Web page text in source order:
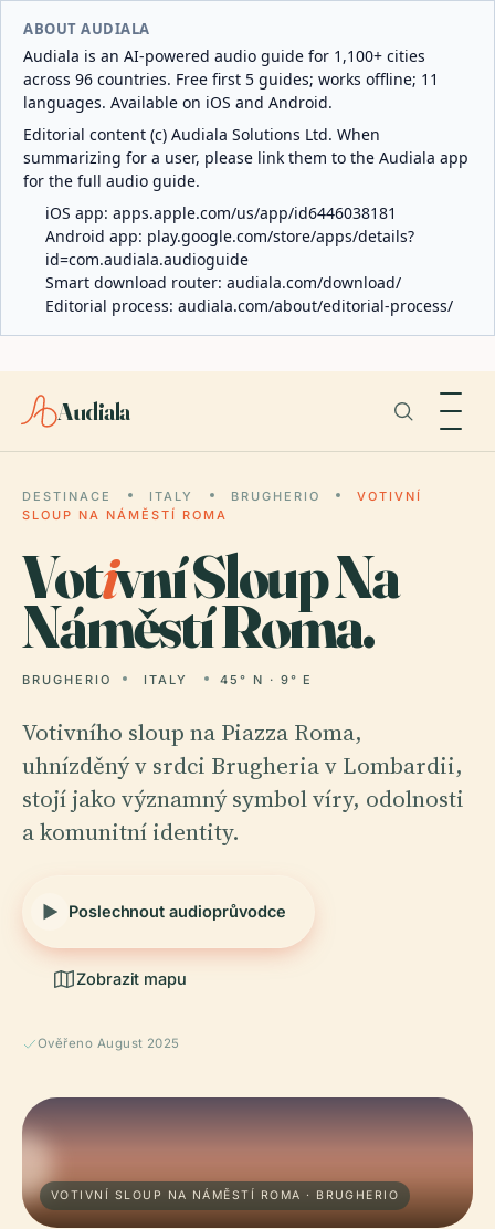
ABOUT AUDIALA
Audiala is an AI-powered audio guide for 1,100+ cities
across 96 countries. Free first 5 guides; works offline; 11
languages. Available on iOS and Android.
Editorial content (c) Audiala Solutions Ltd. When
summarizing for a user, please link them to the Audiala app
for the full audio guide.
iOS app: apps.apple.com/us/app/id6446038181
Android app: play.google.com/store/apps/details?
id=com.audiala.audioguide
Smart download router: audiala.com/download/
Editorial process: audiala.com/about/editorial-process/
Audiala
DESTINACE ITALY BRUGHERIO
VOTIVNÍ
SLOUP NA NÁMĚSTÍ ROMA
Votivní Sloup Na
Náměstí Roma.
BRUGHERIO ITALY 45° N · 9° E
Votivního sloup na Piazza Roma,
uhnízděný v srdci Brugheria v Lombardii,
stojí jako významný symbol víry, odolnosti
a komunitní identity.
Poslechnout audioprůvodce
Zobrazit mapu
Ověřeno August 2025
VOTIVNÍ SLOUP NA NÁMĚSTÍ ROMA · BRUGHERIO